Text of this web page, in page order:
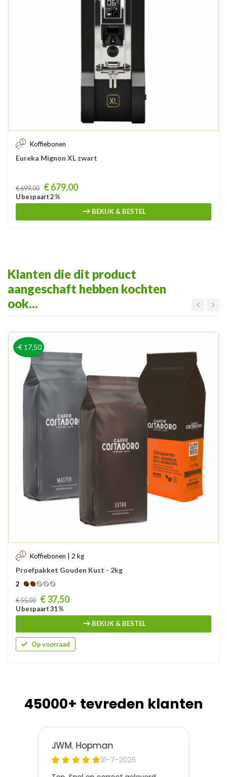
Koffiebonen
Eureka Mignon XL zwart
Prijs
€ 699,00 € 679,00
U bespaart 2 %
BEKIJK & BESTEL
Klanten die dit product
aangeschaft hebben kochten
ook...
-€ 17,50
Koffiebonen | 2 kg
Proefpakket Gouden Kust - 2kg
2
Prijs
€ 55,00 € 37,50
U bespaart 31 %
BEKIJK & BESTEL
Op voorraad
45000+ tevreden klanten